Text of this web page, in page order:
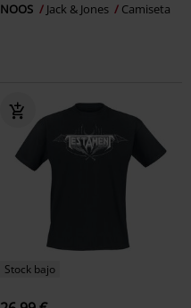
NOOS
Jack & Jones Camiseta
Stock bajo